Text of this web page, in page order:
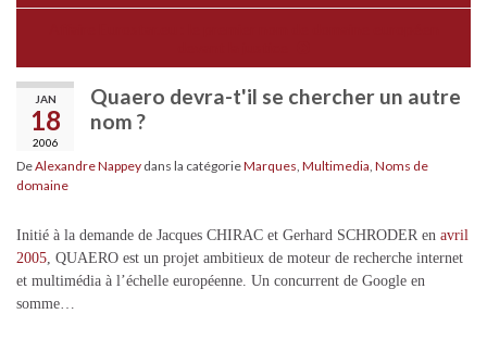
JAN
18
2006
Quaero devra-t'il se chercher un autre
nom ?
DeAlexandre Nappey dans la catégorieMarques Multimedia Noms de
domaine
Initié à la demande de Jacques CHIRAC et Gerhard SCHRODER en avril
2005 , QUAERO est un projet ambitieux de moteur de recherche internet
et multimédia à l’échelle européenne. Un concurrent de Google en
somme…